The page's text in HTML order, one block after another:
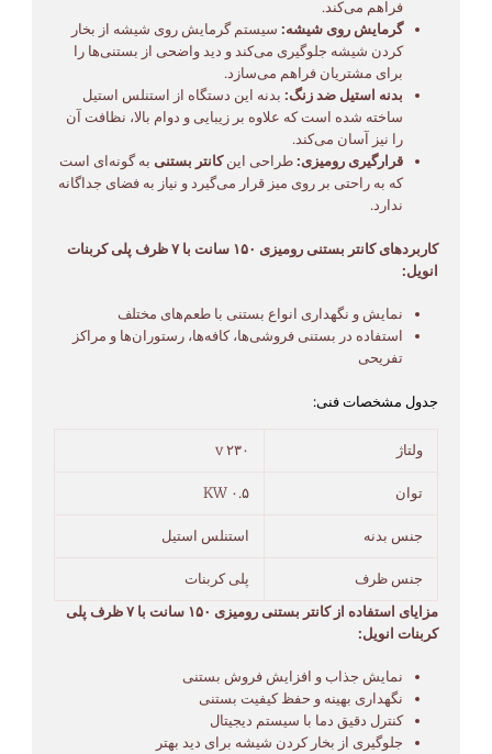
فراهم می‌کند.
گرمایش روی شیشه: سیستم گرمایش روی شیشه از بخار
کردن شیشه جلوگیری می‌کند و دید واضحی از بستنی‌ها را
برای مشتریان فراهم می‌سازد.
بدنه استیل ضد زنگ: بدنه این دستگاه از استنلس استیل
ساخته شده است که علاوه بر زیبایی و دوام بالا، نظافت آن
را نیز آسان می‌کند.
قرارگیری رومیزی:طراحی اینکانتر بستنی به گونه‌ای است
که به راحتی بر روی میز قرار می‌گیرد و نیاز به فضای جداگانه
ندارد.
کاربردهای کانتر بستنی رومیزی ۱۵۰ سانت با ۷ ظرف پلی کربنات
انویل:
نمایش و نگهداری انواع بستنی با طعم‌های مختلف
استفاده در بستنی فروشی‌ها، کافه‌ها، رستوران‌ها و مراکز
تفریحی
جدول مشخصات فنی:
ولتاژ ۲۳۰ v
توان ۰.۵ KW
جنس بدنه استنلس استیل
جنس ظرف
پلی کربنات
مزایای استفاده از کانتر بستنی رومیزی ۱۵۰ سانت با ۷ ظرف پلی
کربنات انویل:
نمایش جذاب و افزایش فروش بستنی
نگهداری بهینه و حفظ کیفیت بستنی
کنترل دقیق دما با سیستم دیجیتال
جلوگیری از بخار کردن شیشه برای دید بهتر